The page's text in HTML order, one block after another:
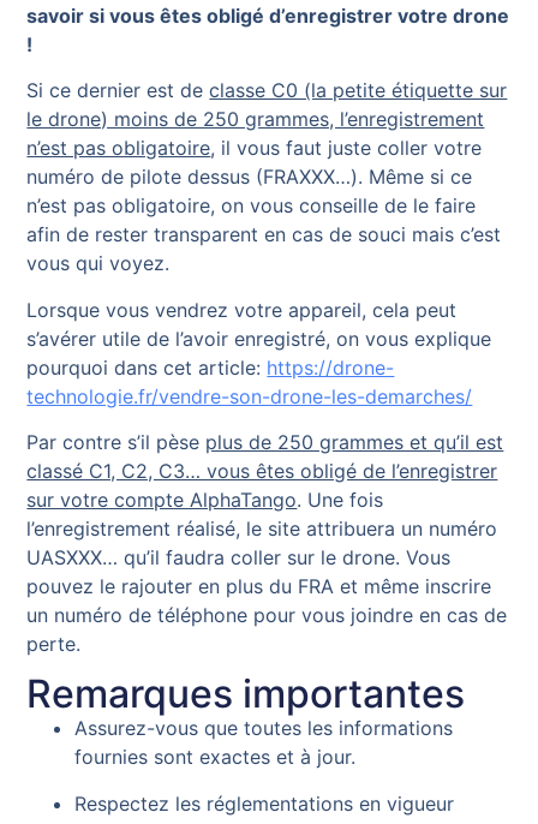
savoir si vous êtes obligé d’enregistrer votre drone
!
Si ce dernier est declasse C0 (la petite étiquette sur
le drone) moins de 250 grammes, l’enregistrement
n’est pas obligatoire, il vous faut juste coller votre
numéro de pilote dessus (FRAXXX…). Même si ce
n’est pas obligatoire, on vous conseille de le faire
afin de rester transparent en cas de souci mais c’est
vous qui voyez.
Lorsque vous vendrez votre appareil, cela peut
s’avérer utile de l’avoir enregistré, on vous explique
pourquoi dans cet article: https://drone-
technologie.fr/vendre-son-drone-les-demarches/
Par contre s’il pèse plus de 250 grammes et qu’il est
classé C1, C2, C3… vous êtes obligé de l’enregistrer
sur votre compte AlphaTango. Une fois
l’enregistrement réalisé, le site attribuera un numéro
UASXXX… qu’il faudra coller sur le drone. Vous
pouvez le rajouter en plus du FRA et même inscrire
un numéro de téléphone pour vous joindre en cas de
perte.
Remarques importantes
Assurez-vous que toutes les informations
fournies sont exactes et à jour.
Respectez les réglementations en vigueur